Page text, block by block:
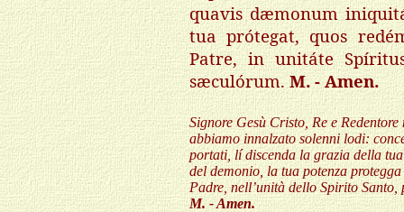
quavis dæmonum
tua prótegat, quos
Patre, in unitáte
sæculórum. M. - Amen.
Signore Gesù Cristo, Re e
abbiamo innalzato solenni lodi:
portati, lí discenda la grazia della
del demonio, la tua potenza
Padre, nell’unità dello Spirito
M. - Amen.